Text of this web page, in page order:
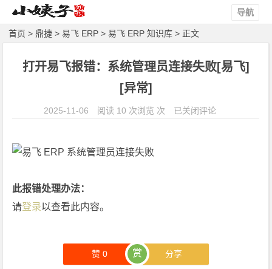
导航
首页 >鼎捷 >易飞 ERP >易飞 ERP 知识库 > 正文
打开易飞报错：系统管理员连接失败[易飞]
[异常]
2025-11-06 阅读 10 次浏览 次
打
理
已关闭评论
此报错处理办法：
请登录以查看此内容。
赞0 赏 分享